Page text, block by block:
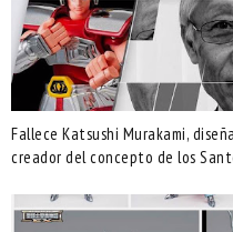
Fallece Katsushi Murakami,
creador del concepto de los